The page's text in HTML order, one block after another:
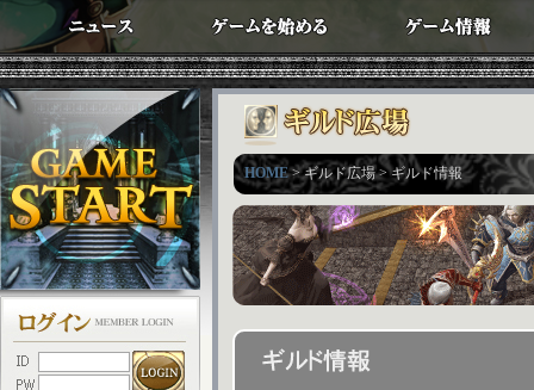
HOME> ギルド広場 > ギルド情報